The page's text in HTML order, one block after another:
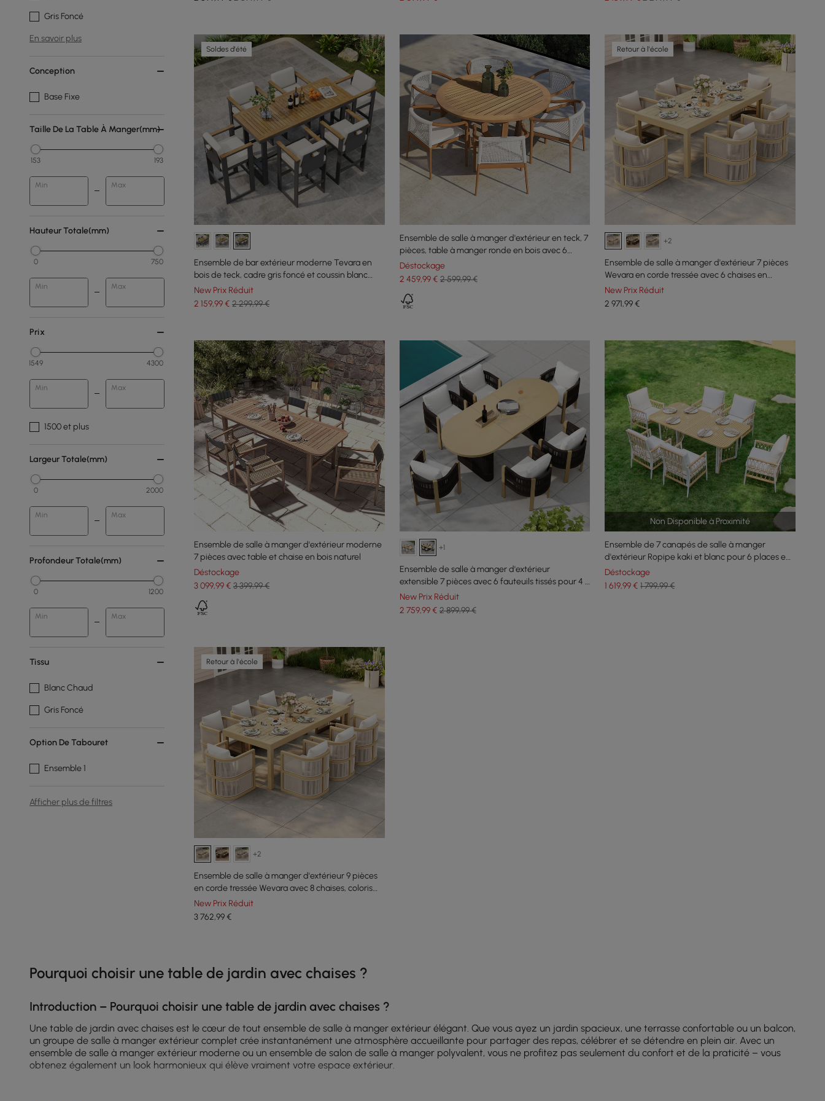
Gris Foncé
En savoir plus
Conception
Base Fixe
Taille De La Table À Manger(mm)
153 193
Min Max
Hauteur Totale(mm)
0 750
Min Max
Prix
1549 4300
Min Max
1500 et plus
Largeur Totale(mm)
0 2000
Min Max
Profondeur Totale(mm)
0 1200
Min Max
Tissu
Blanc Chaud
Gris Foncé
Option De Tabouret
Ensemble 1
Afficher plus de filtres
Soldes d'été
Ensemble de bar extérieur moderne Tevara en
bois de teck, cadre gris foncé et coussin blanc
chaud
New Prix Réduit
2 159,99€ 2 299,99 €
Ensemble de salle à manger d'extérieur en teck, 7
pièces, table à manger ronde en bois avec 6
chaises en bois naturel
Déstockage
2 459,99€ 2 599,99 €
Retour à l'école
+2
Ensemble de salle à manger d'extérieur 7 pièces
Wevara en corde tressée avec 6 chaises en
couleur naturelle
New Prix Réduit
2 971,99€
Ensemble de salle à manger d'extérieur moderne
7 pièces avec table et chaise en bois naturel
Déstockage
3 099,99€ 3 399,99 €
+1
Ensemble de salle à manger d'extérieur
extensible 7 pièces avec 6 fauteuils tissés pour 4 à
6 personnes
New Prix Réduit
2 759,99€ 2 899,99 €
Non Disponible à Proximité
Ensemble de 7 canapés de salle à manger
d'extérieur Ropipe kaki et blanc pour 6 places en
corde tissée
Déstockage
1 619,99€ 1 799,99 €
Retour à l'école
+2
Ensemble de salle à manger d'extérieur 9 pièces
en corde tressée Wevara avec 8 chaises, coloris
naturel
New Prix Réduit
3 762,99€
Pourquoi choisir une table de jardin avec chaises ?
Introduction – Pourquoi choisir une table de jardin avec chaises ?
Une table de jardin avec chaises est le cœur de tout ensemble de salle à manger extérieur élégant. Que vous ayez un jardin spacieux, une terrasse confortable ou un balcon,
un groupe de salle à manger extérieur complet crée instantanément une atmosphère accueillante pour partager des repas, célébrer et se détendre en plein air. Avec un
ensemble de salle à manger extérieur moderne ou un ensemble de salon de salle à manger polyvalent, vous ne profitez pas seulement du confort et de la praticité – vous
obtenez également un look harmonieux qui élève vraiment votre espace extérieur.